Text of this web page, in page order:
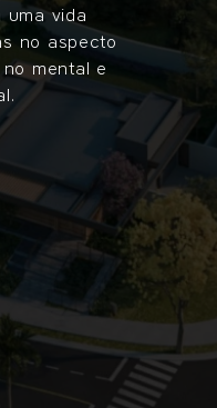
uma vida
no aspecto
mental e